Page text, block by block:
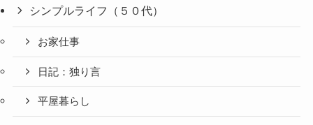
シンプルライフ（５０代）
お家仕事
日記：独り言
平屋暮らし